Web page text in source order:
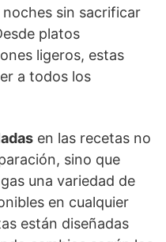
sin sacrificar
platos
ligeros, estas
a todos los
en las recetas no
sino que
una variedad de
en cualquier
están diseñadas